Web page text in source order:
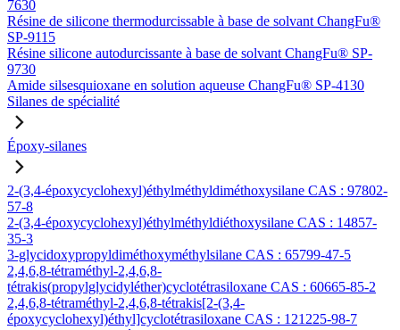
7630
Résine de silicone thermodurcissable à base de solvant ChangFu®
SP-9115
Résine silicone autodurcissante à base de solvant ChangFu® SP-
9730
Amide silsesquioxane en solution aqueuse ChangFu® SP-4130
Silanes de spécialité
Époxy-silanes
2-(3,4-époxycyclohexyl)éthylméthyldiméthoxysilane CAS : 97802-
57-8
2-(3,4-époxycyclohexyl)éthylméthyldiéthoxysilane CAS : 14857-
35-3
3-glycidoxypropyldiméthoxyméthylsilane CAS : 65799-47-5
2,4,6,8-tétraméthyl-2,4,6,8-
tétrakis(propylglycidyléther)cyclotétrasiloxane CAS : 60665-85-2
2,4,6,8-tétraméthyl-2,4,6,8-tétrakis[2-(3,4-
époxycyclohexyl)éthyl]cyclotétrasiloxane CAS : 121225-98-7